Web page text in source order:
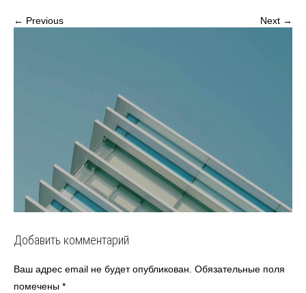
← Previous Next →
Добавить комментарий
Ваш адрес email не будет опубликован. Обязательные поля
помечены *